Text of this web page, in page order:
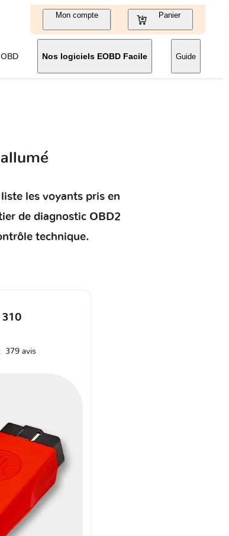
Mon compte Panier
Nos logiciels EOBD Facile Guide
les voyants pris en
de diagnostic OBD2
technique.
310
379 avis